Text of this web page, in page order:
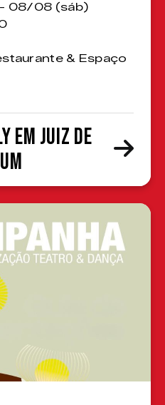
08/08 (sáb)
& Espaço
Juiz de